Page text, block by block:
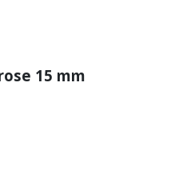
15 mm